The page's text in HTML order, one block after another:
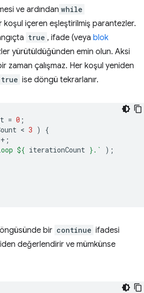
ve ardından while
içeren eşleştirilmiş parantezler.
true , ifade (veya blok
yürütüldüğünden emin olun. Aksi
zaman çalışmaz. Her koşul yeniden
true ise döngü tekrarlanır.
= 0 ;
< 3 )
{
;
${ iterationCount } .`
);
bir continue ifadesi
değerlendirir ve mümkünse